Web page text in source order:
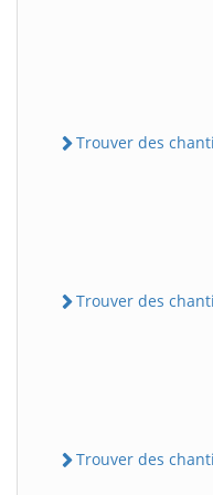
Trouver des
Trouver des
Trouver des